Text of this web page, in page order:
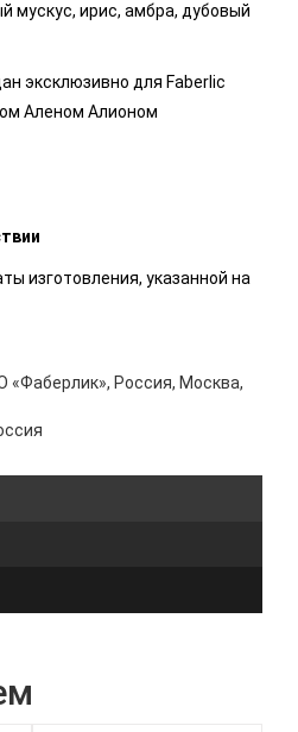
мускус, ирис, амбра, дубовый
эксклюзивно для Faberlic
Аленом Алионом
изготовления, указанной на
«Фаберлик», Россия, Москва,